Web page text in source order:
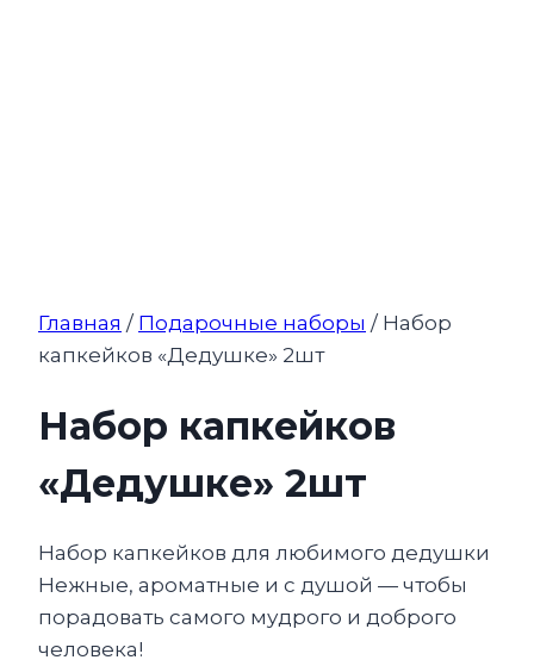
Главная / Подарочные наборы / Набор
капкейков «Дедушке» 2шт
Набор капкейков
«Дедушке» 2шт
Набор капкейков для любимого дедушки
Нежные, ароматные и с душой — чтобы
порадовать самого мудрого и доброго
человека!